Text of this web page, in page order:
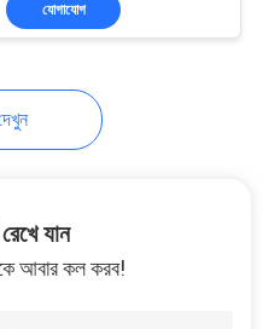
মেশিন
যোগাযোগ
যান
আবার কল করব!